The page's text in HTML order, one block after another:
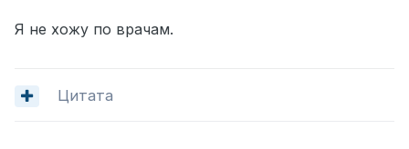
Я не хожу по врачам.
Цитата